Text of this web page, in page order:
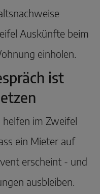
Auskünfte beim
einholen.
ist
im Zweifel
ein Mieter auf
erscheint - und
ausbleiben.